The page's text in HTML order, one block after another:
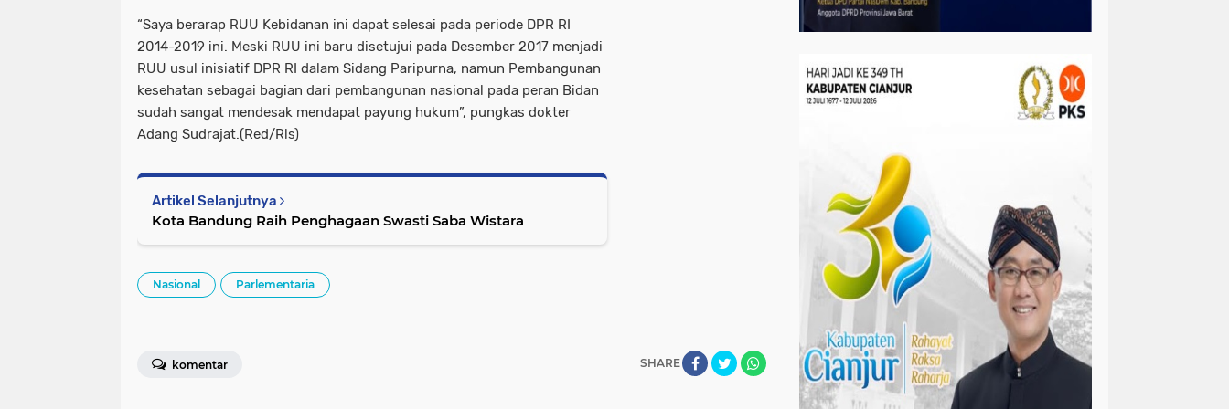
“Saya berarap RUU Kebidanan ini dapat selesai pada periode DPR RI
2014-2019 ini. Meski RUU ini baru disetujui pada Desember 2017 menjadi
RUU usul inisiatif DPR RI dalam Sidang Paripurna, namun Pembangunan
kesehatan sebagai bagian dari pembangunan nasional pada peran Bidan
sudah sangat mendesak mendapat payung hukum”, pungkas dokter
Adang Sudrajat.(Red/Rls)
Artikel Selanjutnya
Kota Bandung Raih Penghagaan Swasti Saba Wistara
Nasional Parlementaria
SHARE
komentar